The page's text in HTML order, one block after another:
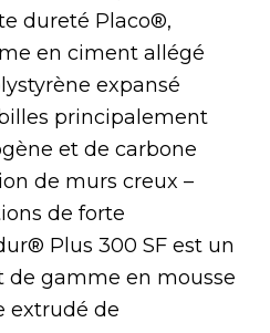
dureté Placo®,
en ciment allégé
expansé
principalement
et de carbone
de murs creux –
de forte
Plus 300 SF est un
gamme en mousse
extrudé de